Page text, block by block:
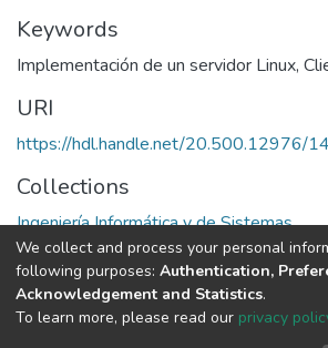
Keywords
Implementación de un servidor Linux,
URI
https://hdl.handle.net/20.500.12976/
Collections
Ingeniería Informática y de Sistemas
Full item page
DSpace software copyright ©
We collect and process your personal
following purposes: Authentication,
Acknowledgement and Statistics.
To learn more, please read our privacy